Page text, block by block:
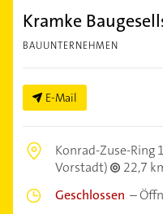
Kramke
BAUUNTERNEHMEN
E-Mail
Konrad-Zuse-Ring
Vorstadt)
22,7
Geschlossen –